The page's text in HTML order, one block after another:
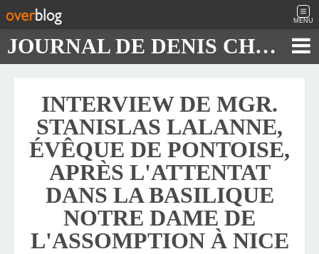
MENU
JOURNAL DE DENIS CHAUTARD
INTERVIEW DE MGR.
STANISLAS LALANNE,
ÉVÊQUE DE PONTOISE,
APRÈS L'ATTENTAT
DANS LA BASILIQUE
NOTRE DAME DE
L'ASSOMPTION À NICE